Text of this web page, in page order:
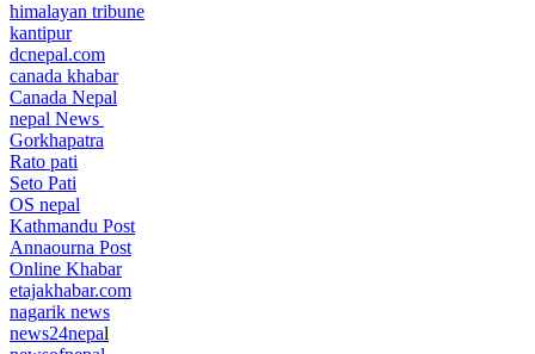
himalayan tribune
kantipur
dcnepal.com
canada khabar
Canada Nepal​
nepal News
Gorkhapatra
Rato pati
Seto Pati
OS nepal
Kathmandu Post
Annaourna Post
Online Khabar
etajakhabar.com
nagarik news
news24nepal